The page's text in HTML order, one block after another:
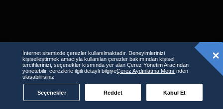
İnternet sitemizde çerezler kullanılmaktadır. Deneyimlerinizi
kişiselleştirmek amacıyla kullanılan çerezler bakımından kişisel
tercihlerinizi, seçenekler kısmında yer alan Çerez Yönetim Aracından
yönetebilir, çerezlerle ilgili detaylı bilgiyeÇerez Aydınlatma Metni’nden
ulaşabilirsiniz.
Seçenekler Reddet Kabul Et